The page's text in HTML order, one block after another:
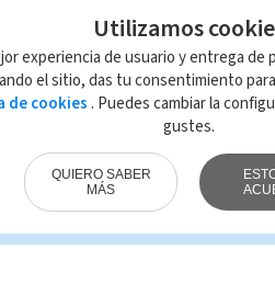
en la calidad de vida de
en condición de pobreza.
que constará de 15
cada uno, 14
de alimentos, así como
Además, contará con
Utilizamos
experiencia de usuario y entrega de
el sitio, das tu consentimiento
de cookies . Puedes cambiar la
gustes.
QUIERO SABER
MÁS